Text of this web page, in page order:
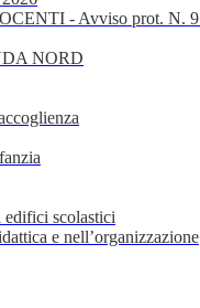
- Avviso prot. N.
NORD
edifici scolastici
e nell’organizzazione